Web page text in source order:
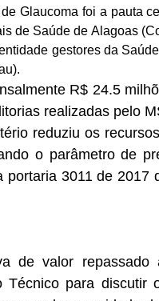
Glaucoma foi a pauta
de Saúde de Alagoas
gestores da
R$ 24.5
realizadas pelo
reduziu os
o parâmetro de
portaria 3011 de
de valor
Técnico para